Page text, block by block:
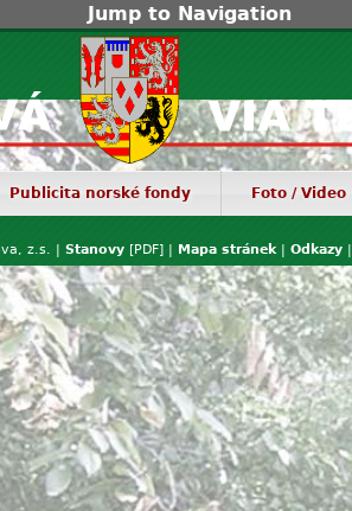
Jump to Navigation
Publicita norské fondy Foto / Video
z.s. | Stanovy[PDF] | Mapa stránek| Odkazy|